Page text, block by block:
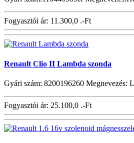
Fogyasztói ár: 11.300,0 .-Ft
Renault Clio II Lambda szonda
Gyári szám: 8200196260 Megnevezés:
Fogyasztói ár: 25.100,0 .-Ft